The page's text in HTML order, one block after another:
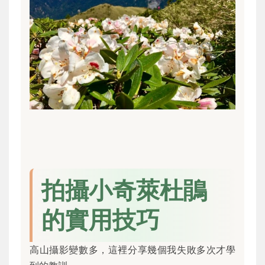
拍攝小奇萊杜鵑
的實用技巧
高山攝影變數多，這裡分享幾個我失敗多次才學